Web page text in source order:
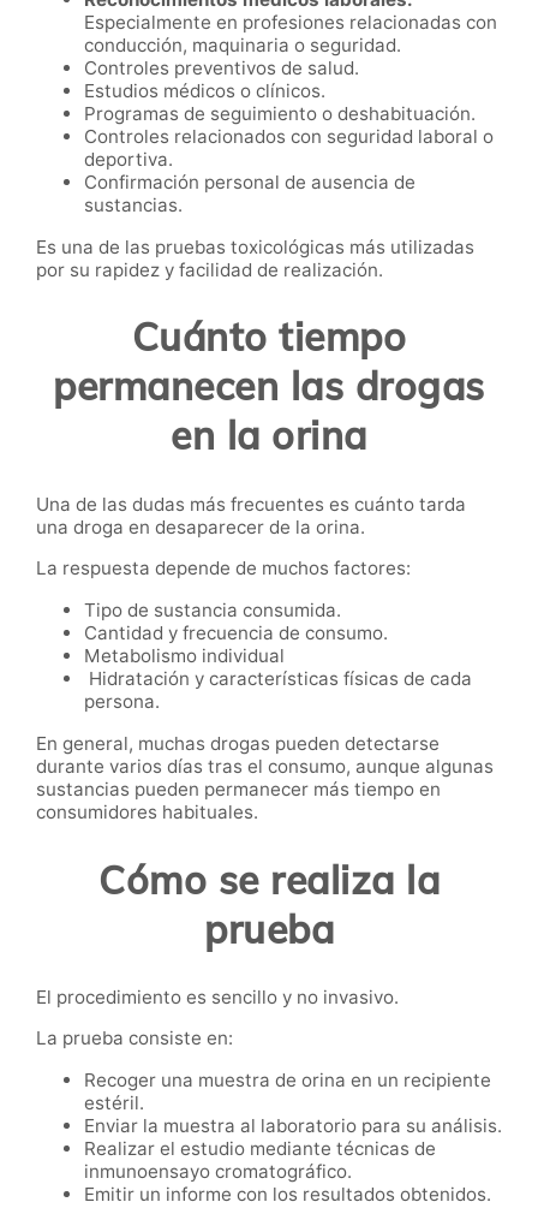
Especialmente en profesiones relacionadas con
conducción, maquinaria o seguridad.
Controles preventivos de salud.
Estudios médicos o clínicos.
Programas de seguimiento o deshabituación.
Controles relacionados con seguridad laboral o
deportiva.
Confirmación personal de ausencia de
sustancias.
Es una de las pruebas toxicológicas más utilizadas
por su rapidez y facilidad de realización.
Cuánto tiempo
permanecen las drogas
en la orina
Una de las dudas más frecuentes es cuánto tarda
una droga en desaparecer de la orina.
La respuesta depende de muchos factores:
Tipo de sustancia consumida.
Cantidad y frecuencia de consumo.
Metabolismo individual
Hidratación y características físicas de cada
persona.
En general, muchas drogas pueden detectarse
durante varios días tras el consumo, aunque algunas
sustancias pueden permanecer más tiempo en
consumidores habituales.
Cómo se realiza la
prueba
El procedimiento es sencillo y no invasivo.
La prueba consiste en:
Recoger una muestra de orina en un recipiente
estéril.
Enviar la muestra al laboratorio para su análisis.
Realizar el estudio mediante técnicas de
inmunoensayo cromatográfico.
Emitir un informe con los resultados obtenidos.